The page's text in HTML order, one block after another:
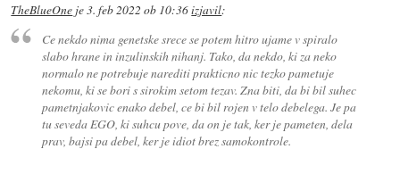
TheBlueOne je3. feb 2022 ob 10:36izjavil:
Ce nekdo nima genetske srece se potem hitro ujame v spiralo
slabo hrane in inzulinskih nihanj. Tako, da nekdo, ki za neko
normalo ne potrebuje narediti prakticno nic tezko pametuje
nekomu, ki se bori s sirokim setom tezav. Zna biti, da bi bil suhec
pametnjakovic enako debel, ce bi bil rojen v telo debelega. Je pa
tu seveda EGO, ki suhcu pove, da on je tak, ker je pameten, dela
prav, bajsi pa debel, ker je idiot brez samokontrole.